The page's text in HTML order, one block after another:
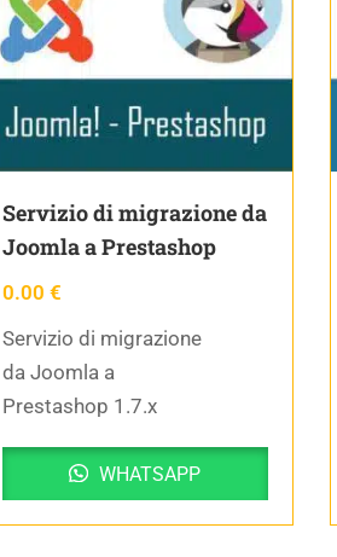
Servizio di migrazione da
Joomla a Prestashop
0.00 €
Servizio di migrazione
da Joomla a
Prestashop 1.7.x
WHATSAPP